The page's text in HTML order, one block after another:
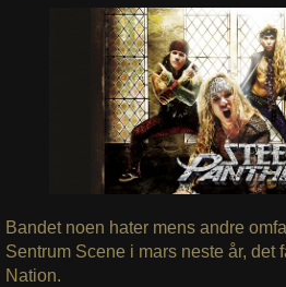
Bandet noen hater mens andre
Sentrum Scene i mars neste år, det
Nation.